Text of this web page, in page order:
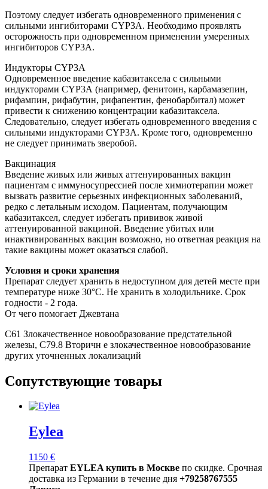
Поэтому следует избегать одновременного применения с
сильными ингибиторами CYP3А. Необходимо проявлять
осторожность при одновременном применении умеренных
ингибиторов CYP3А.
Индукторы CYP3А
Одновременное введение кабазитаксела с сильными
индукторами CYP3А (например, фенитоин, карбамазепин,
рифампин, рифабутин, рифапентин, фенобарбитал) может
привести к снижению концентрации кабазитаксела.
Следовательно, следует избегать одновременного введения с
сильными индукторами CYP3А. Кроме того, одновременно
не следует принимать зверобой.
Вакцинация
Введение живых или живых аттенуированных вакцин
пациентам с иммуносупрессией после химиотерапии может
вызвать развитие серьезных инфекционных заболеваний,
редко с летальным исходом. Пациентам, получающим
кабазитаксел, следует избегать прививок живой
аттенуированной вакциной. Введение убитых или
инактивированных вакцин возможно, но ответная реакция на
такие вакцины может оказаться слабой.
Условия и сроки хранения
Препарат следует хранить в недоступном для детей месте при
температуре ниже 30°С. Не хранить в холодильнике. Срок
годности - 2 года.
От чего помогает Джевтана
C61 Злокачественное новообразование предстательной
железы, C79.8 Вторичн е злокачественное новообразование
других уточненных локализаций
Сопутствующие товары
Eylea
1150 €
Препарат EYLEA купить в Москве по скидке. Срочная
доставка из Германии в течение дня +79258767555